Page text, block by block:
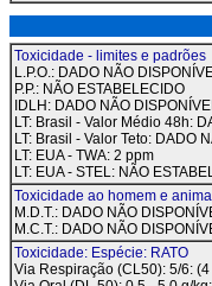
Toxicidade - limites e padrões
L.P.O.: DADO NÃO
P.P.: NÃO ESTABELECIDO
IDLH: DADO NÃO
LT: Brasil - Valor Médio 48h:
LT: Brasil - Valor Teto: DADO
LT: EUA - TWA: 2 ppm
LT: EUA - STEL: NÃO
Toxicidade ao homem e
M.D.T.: DADO NÃO
M.C.T.: DADO NÃO
Toxicidade: Espécie: RATO
Via Respiração (CL50): 5/6: